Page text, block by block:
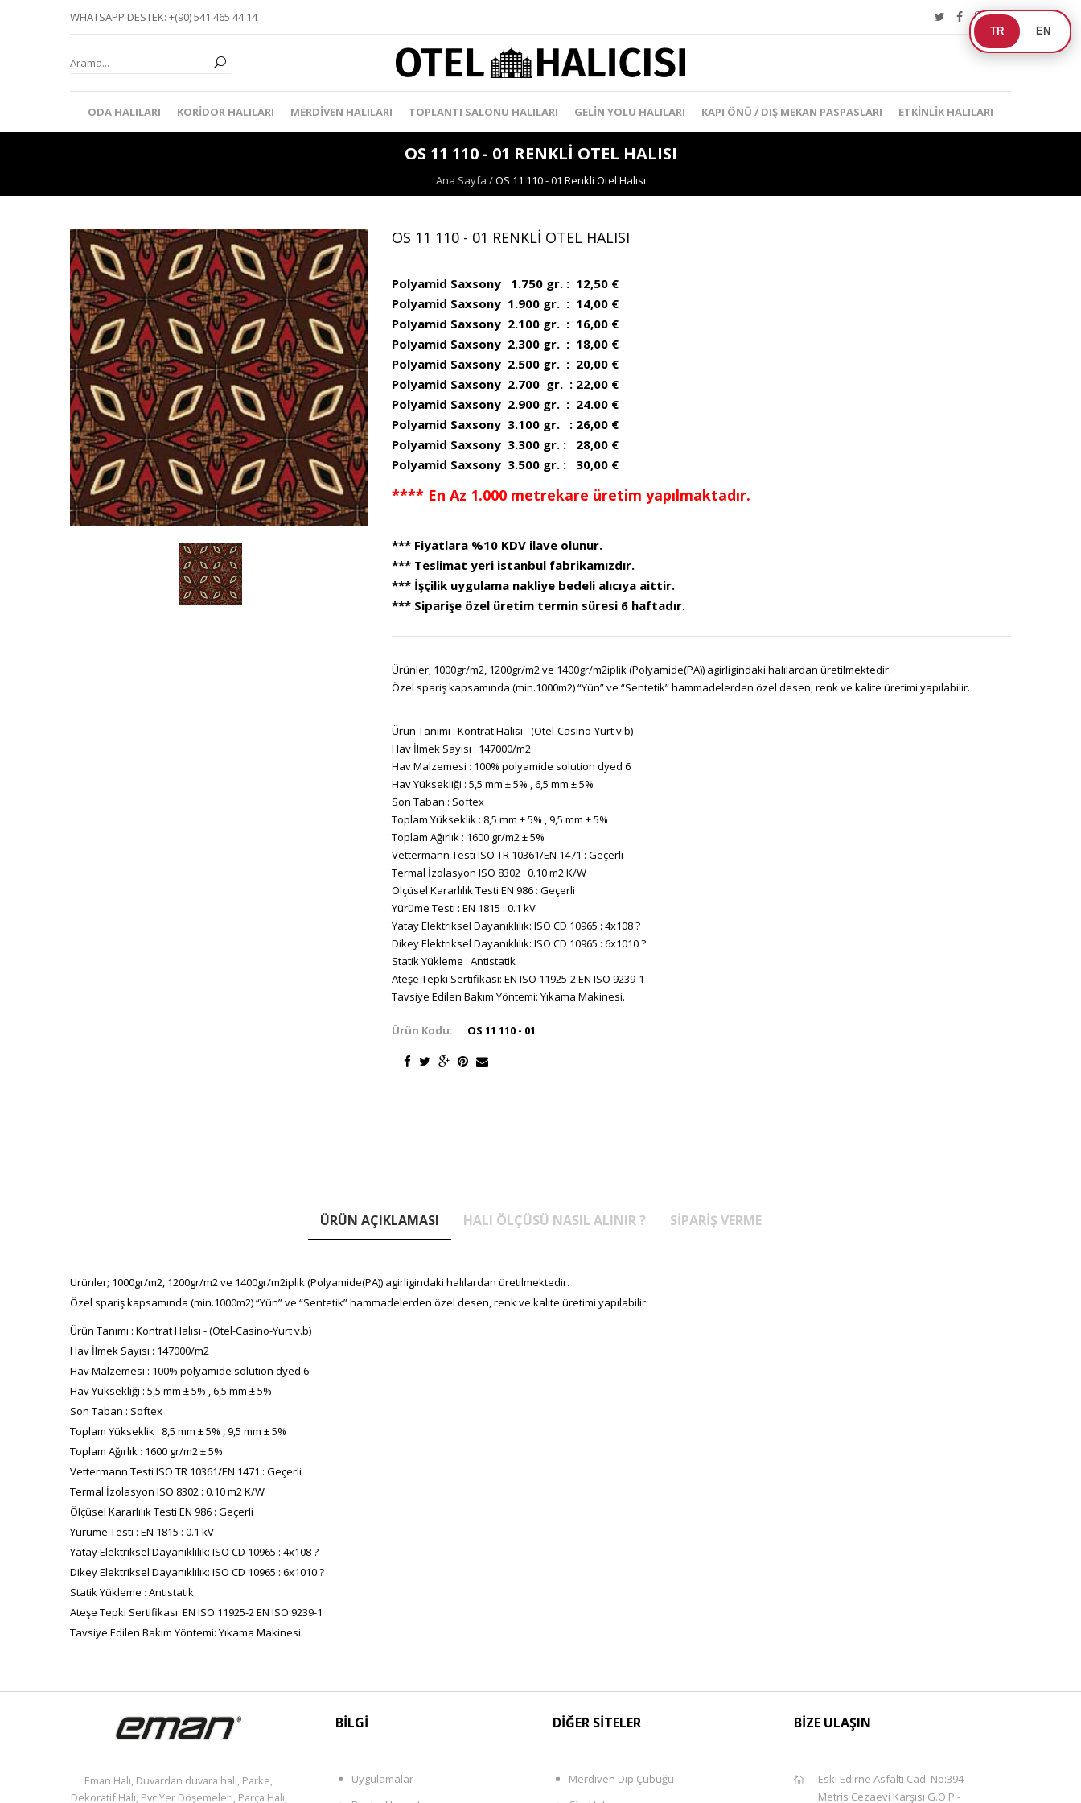
TR EN
WHATSAPP DESTEK: +(90) 541 465 44 14
ODA HALILARI KORIDOR HALILARI MERDIVEN HALILARI TOPLANTI SALONU HALILARI GELIN YOLU HALILARI KAPI ÖNÜ / DIŞ MEKAN PASPASLARI ETKINLIK HALILARI
OS 11 110 - 01 RENKLI OTEL HALISI
Ana Sayfa /OS 11 110 - 01 Renkli Otel Halısı
OS 11 110 - 01 RENKLI OTEL HALISI
Polyamid Saxsony 1.750 gr. : 12,50 €
Polyamid Saxsony 1.900 gr. : 14,00 €
Polyamid Saxsony 2.100 gr. : 16,00 €
Polyamid Saxsony 2.300 gr. : 18,00 €
Polyamid Saxsony 2.500 gr. : 20,00 €
Polyamid Saxsony 2.700 gr. : 22,00 €
Polyamid Saxsony 2.900 gr. : 24.00 €
Polyamid Saxsony 3.100 gr. : 26,00 €
Polyamid Saxsony 3.300 gr. : 28,00 €
Polyamid Saxsony 3.500 gr. : 30,00 €
**** En Az 1.000 metrekare üretim yapılmaktadır.
*** Fiyatlara %10 KDV ilave olunur.
*** Teslimat yeri istanbul fabrikamızdır.
*** İşçilik uygulama nakliye bedeli alıcıya aittir.
*** Siparişe özel üretim termin süresi 6 haftadır.
Ürünler; 1000gr/m2, 1200gr/m2 ve 1400gr/m2iplik (Polyamide(PA)) agirligindaki halılardan üretilmektedir.
Özel spariş kapsamında (min.1000m2) “Yün” ve “Sentetik” hammadelerden özel desen, renk ve kalite üretimi yapılabilir.
Ürün Tanımı : Kontrat Halısı - (Otel-Casino-Yurt v.b)
Hav İlmek Sayısı : 147000/m2
Hav Malzemesi : 100% polyamide solution dyed 6
Hav Yüksekliği : 5,5 mm ± 5% , 6,5 mm ± 5%
Son Taban : Softex
Toplam Yükseklik : 8,5 mm ± 5% , 9,5 mm ± 5%
Toplam Ağırlık : 1600 gr/m2 ± 5%
Vettermann Testi ISO TR 10361/EN 1471 : Geçerli
Termal İzolasyon ISO 8302 : 0.10 m2 K/W
Ölçüsel Kararlılık Testi EN 986 : Geçerli
Yürüme Testi : EN 1815 : 0.1 kV
Yatay Elektriksel Dayanıklılık: ISO CD 10965 : 4x108 ?
Dikey Elektriksel Dayanıklılık: ISO CD 10965 : 6x1010 ?
Statik Yükleme : Antistatik
Ateşe Tepki Sertifikası: EN ISO 11925-2 EN ISO 9239-1
Tavsiye Edilen Bakım Yöntemi: Yıkama Makinesi.
Ürün Kodu: OS 11 110 - 01
ÜRÜN AÇIKLAMASI HALI ÖLÇÜSÜ NASIL ALINIR ? SIPARIŞ VERME
Ürünler; 1000gr/m2, 1200gr/m2 ve 1400gr/m2iplik (Polyamide(PA)) agirligindaki halılardan üretilmektedir.
Özel spariş kapsamında (min.1000m2) “Yün” ve “Sentetik” hammadelerden özel desen, renk ve kalite üretimi yapılabilir.
Ürün Tanımı : Kontrat Halısı - (Otel-Casino-Yurt v.b)
Hav İlmek Sayısı : 147000/m2
Hav Malzemesi : 100% polyamide solution dyed 6
Hav Yüksekliği : 5,5 mm ± 5% , 6,5 mm ± 5%
Son Taban : Softex
Toplam Yükseklik : 8,5 mm ± 5% , 9,5 mm ± 5%
Toplam Ağırlık : 1600 gr/m2 ± 5%
Vettermann Testi ISO TR 10361/EN 1471 : Geçerli
Termal İzolasyon ISO 8302 : 0.10 m2 K/W
Ölçüsel Kararlılık Testi EN 986 : Geçerli
Yürüme Testi : EN 1815 : 0.1 kV
Yatay Elektriksel Dayanıklılık: ISO CD 10965 : 4x108 ?
Dikey Elektriksel Dayanıklılık: ISO CD 10965 : 6x1010 ?
Statik Yükleme : Antistatik
Ateşe Tepki Sertifikası: EN ISO 11925-2 EN ISO 9239-1
Tavsiye Edilen Bakım Yöntemi: Yıkama Makinesi.
Eman Halı, Duvardan duvara halı, Parke,
Dekoratif Halı, Pvc Yer Döşemeleri, Parça Halı,
BİLGİ
Uygulamalar
DİĞER SİTELER
Merdiven Dip Çubuğu
BİZE ULAŞIN
Eski Edirne Asfaltı Cad. No:394
Metris Cezaevi Karşısı G.O.P -